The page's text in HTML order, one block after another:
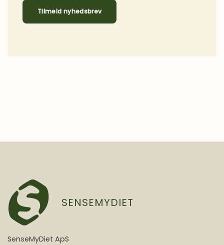
Tilmeld nyhedsbrev
SENSEMYDIET
SenseMyDiet ApS